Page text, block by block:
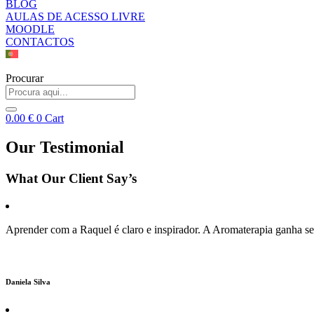
BLOG
AULAS DE ACESSO LIVRE
MOODLE
CONTACTOS
Procurar
0.00 € 0 Cart
Our Testimonial
What Our Client Say’s
Aprender com a Raquel é claro e inspirador. A Aromaterapia ganha
Daniela Silva